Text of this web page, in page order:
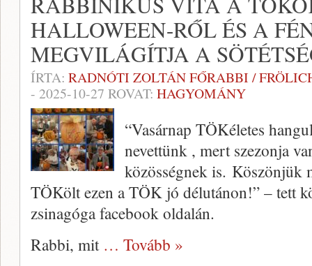
HALLOWEEN-RŐL ÉS A
MEGVILÁGÍTJA A
ÍRTA: RADNÓTI ZOLTÁN FŐRABBI /
- 2025-10-27 ROVAT: HAGYOMÁNY
“Vasárnap TÖKéletes
nevettünk , mert szezonja
közösségnek is.
TÖKölt ezen a TÖK jó délutánon!” – tett
zsinagóga facebook oldalán.
Rabbi, mit … Tovább »